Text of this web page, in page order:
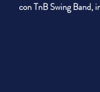
con TnB Swing Band,